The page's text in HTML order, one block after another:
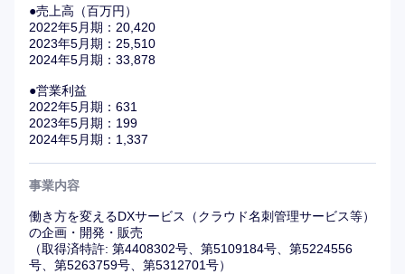
も国内外の地名の名が付いた会議室もあり、ユーザーを
「Voyagers（ボイジャーズ）：航海者」と呼ぶに相応し
い社内となっている。
ず熱量と裁量を持って大きなチャレンジをするベンチャー
気質は健在。
【高専出身者歓迎】
代表の寺田氏は神山まるごと高専の創設者の一人で、
Sansanでも高専支援を行っている。
社内でも高専出身者が活躍しており、採用にも積極的。
●売上高（百万円）
2022年5月期：20,420
2023年5月期：25,510
2024年5月期：33,878
●営業利益
2022年5月期：631
2023年5月期：199
2024年5月期：1,337
事業内容
働き方を変えるDXサービス（クラウド名刺管理サービス等）
の企画・開発・販売
（取得済特許: 第4408302号、第5109184号、第5224556
号、第5263759号、第5312701号）